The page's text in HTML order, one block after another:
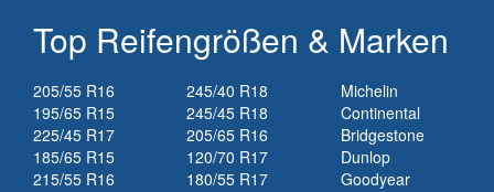
Top Reifengrößen & Marken
205/55 R16
195/65 R15
225/45 R17
185/65 R15
215/55 R16
245/40 R18
245/45 R18
205/65 R16
120/70 R17
180/55 R17
Michelin
Continental
Bridgestone
Dunlop
Goodyear